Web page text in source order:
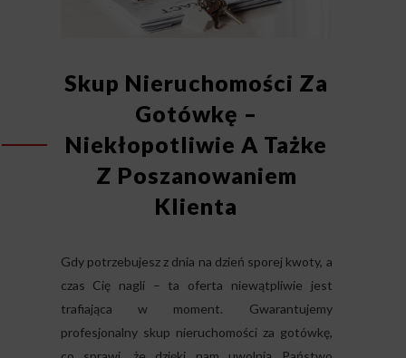
Skup Nieruchomości Za
Gotówkę –
Niekłopotliwie A Tażke
Z Poszanowaniem
Klienta
Gdy potrzebujesz z dnia na dzień sporej kwoty, a
czas Cię nagli – ta oferta niewątpliwie jest
trafiająca w moment. Gwarantujemy
profesjonalny skup nieruchomości za gotówkę,